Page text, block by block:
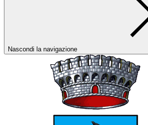
Nascondi la navigazione